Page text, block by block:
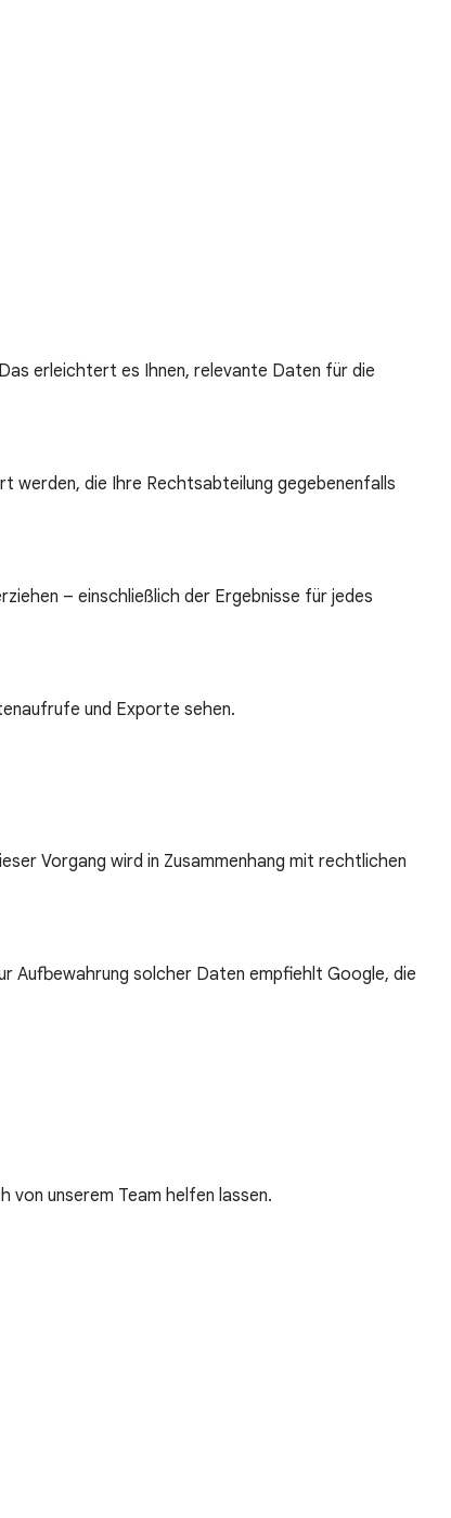
erleichtert es Ihnen, relevante Daten für die
werden, die Ihre Rechtsabteilung gegebenenfalls
– einschließlich der Ergebnisse für jedes
und Exporte sehen.
Vorgang wird in Zusammenhang mit rechtlichen
Aufbewahrung solcher Daten empfiehlt Google, die
von unserem Team helfen lassen.